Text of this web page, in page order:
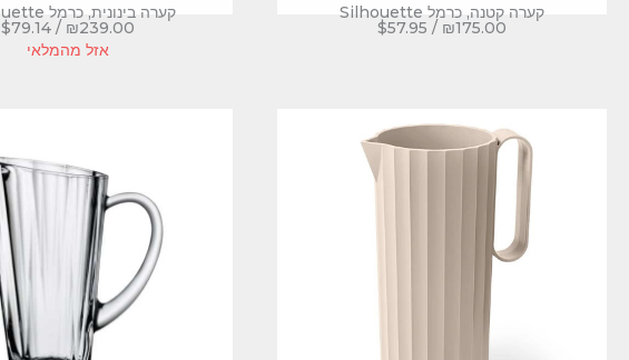
קערה קטנה, כרמל Silhouette
₪175.00
/
$57.95
קערה בינונית, כרמל Silhouette
₪239.00
/
$79.14
אזל מהמלאי